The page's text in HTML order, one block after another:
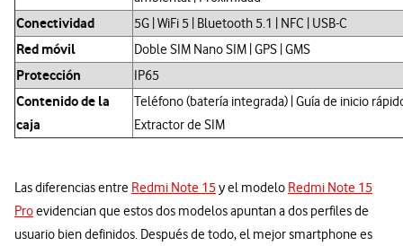
Conectividad 5G | WiFi 5 | Bluetooth 5.1 | NFC | USB-C
Red móvil Doble SIM Nano SIM | GPS | GMS
Protección IP65
Contenido de la
caja
Teléfono (batería integrada) | Guía de inicio
Extractor de SIM
Las diferencias entre Redmi Note 15y el modelo Redmi Note 15
Proevidencian que estos dos modelos apuntan a dos perfiles de
usuario bien definidos. Después de todo, el mejor smartphone es